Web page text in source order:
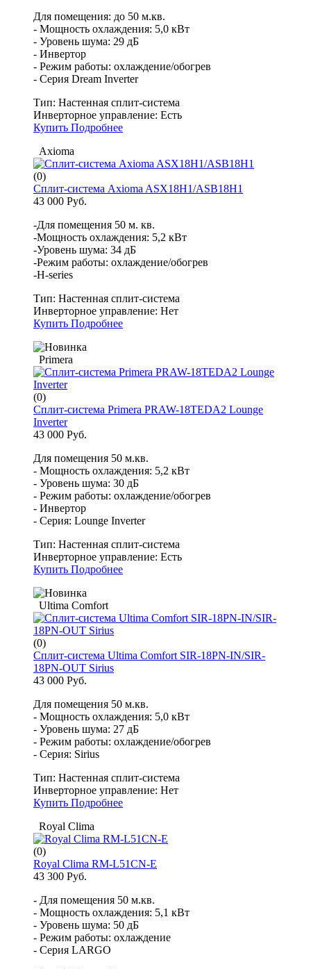
Для помещения: до 50 м.кв.
- Мощность охлаждения: 5,0 кВт
- Уровень шума: 29 дБ
- Инвертор
- Режим работы: охлаждение/обогрев
- Серия Dream Inverter
Тип: Настенная сплит-система
Инверторное управление: Есть
Купить Подробнее
Axioma
(0)
Сплит-система Axioma ASX18H1/ASB18H1
43 000 Руб.
-Для помещения 50 м. кв.
-Мощность охлаждения: 5,2 кВт
-Уровень шума: 34 дБ
-Режим работы: охлаждение/обогрев
-H-series
Тип: Настенная сплит-система
Инверторное управление: Нет
Купить Подробнее
Primera
(0)
Сплит-система Primera PRAW-18TEDA2 Lounge
Inverter
43 000 Руб.
Для помещения 50 м.кв.
- Мощность охлаждения: 5,2 кВт
- Уровень шума: 30 дБ
- Режим работы: охлаждение/обогрев
- Инвертор
- Серия: Lounge Inverter
Тип: Настенная сплит-система
Инверторное управление: Есть
Купить Подробнее
Ultima Comfort
(0)
Cплит-система Ultima Comfort SIR-18PN-IN/SIR-
18PN-OUT Sirius
43 000 Руб.
Для помещения 50 м.кв.
- Мощность охлаждения: 5,0 кВт
- Уровень шума: 27 дБ
- Режим работы: охлаждение/обогрев
- Серия: Sirius
Тип: Настенная сплит-система
Инверторное управление: Нет
Купить Подробнее
Royal Clima
(0)
Royal Clima RM-L51CN-E
43 300 Руб.
- Для помещения 50 м.кв.
- Мощность охлаждения: 5,1 кВт
- Уровень шума: 50 дБ
- Режим работы: охлаждение
- Серия LARGO